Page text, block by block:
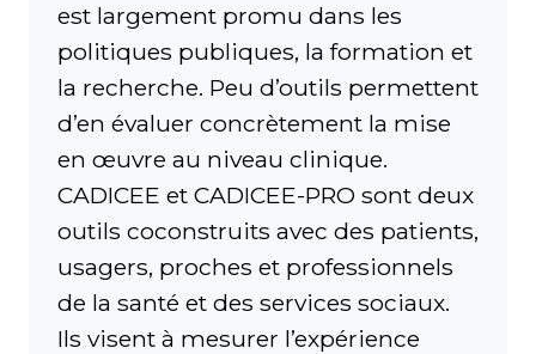
est largement promu dans les
politiques publiques, la formation et
la recherche. Peu d’outils permettent
d’en évaluer concrètement la mise
en œuvre au niveau clinique.
CADICEE et CADICEE-PRO sont deux
outils coconstruits avec des patients,
usagers, proches et professionnels
de la santé et des services sociaux.
Ils visent à mesurer l’expérience